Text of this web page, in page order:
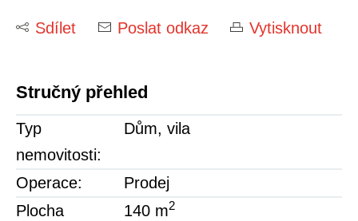
Sdílet Poslat odkaz Vytisknout
Stručný přehled
Typ
nemovitosti:
Dům, vila
Operace:
Prodej
Plocha
140 m2